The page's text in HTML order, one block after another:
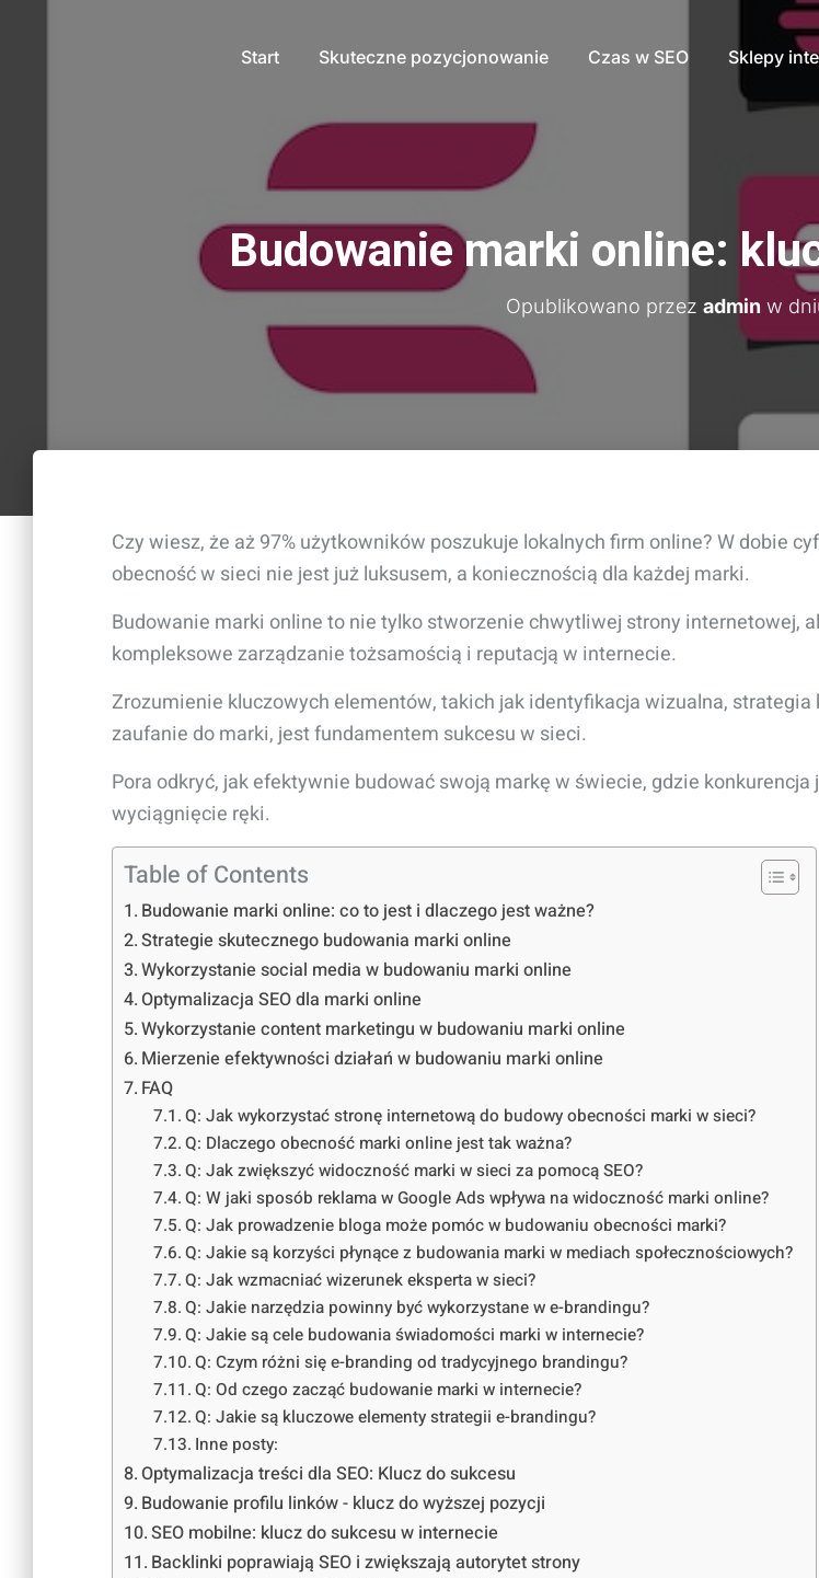
Start Skuteczne pozycjonowanie Czas w SEO Sklepy
Budowanie marki online:
Opublikowano przez admin w
Czy wiesz, że aż 97% użytkowników poszukuje lokalnych firm online? W dobie
obecność w sieci nie jest już luksusem, a koniecznością dla każdej marki.
Budowanie marki online to nie tylko stworzenie chwytliwej strony internetowej,
kompleksowe zarządzanie tożsamością i reputacją w internecie.
Zrozumienie kluczowych elementów, takich jak identyfikacja wizualna, strategia
zaufanie do marki, jest fundamentem sukcesu w sieci.
Pora odkryć, jak efektywnie budować swoją markę w świecie, gdzie konkurencja
wyciągnięcie ręki.
Table of Contents
Budowanie marki online: co to jest i dlaczego jest ważne?
Strategie skutecznego budowania marki online
Wykorzystanie social media w budowaniu marki online
Optymalizacja SEO dla marki online
Wykorzystanie content marketingu w budowaniu marki online
Mierzenie efektywności działań w budowaniu marki online
FAQ
Q: Jak wykorzystać stronę internetową do budowy obecności marki w sieci?
Q: Dlaczego obecność marki online jest tak ważna?
Q: Jak zwiększyć widoczność marki w sieci za pomocą SEO?
Q: W jaki sposób reklama w Google Ads wpływa na widoczność marki online?
Q: Jak prowadzenie bloga może pomóc w budowaniu obecności marki?
Q: Jakie są korzyści płynące z budowania marki w mediach społecznościowych?
Q: Jak wzmacniać wizerunek eksperta w sieci?
Q: Jakie narzędzia powinny być wykorzystane w e-brandingu?
Q: Jakie są cele budowania świadomości marki w internecie?
Q: Czym różni się e-branding od tradycyjnego brandingu?
Q: Od czego zacząć budowanie marki w internecie?
Q: Jakie są kluczowe elementy strategii e-brandingu?
Inne posty:
Optymalizacja treści dla SEO: Klucz do sukcesu
Budowanie profilu linków - klucz do wyższej pozycji
SEO mobilne: klucz do sukcesu w internecie
Backlinki poprawiają SEO i zwiększają autorytet strony